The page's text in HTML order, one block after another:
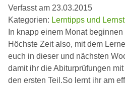
Verfasst am 23.03.2015
Kategorien: Lerntipps und
In knapp einem Monat
Höchste Zeit also, mit dem
euch in dieser und nächsten
damit ihr die Abiturprüfungen
den ersten Teil.So lernt ihr am